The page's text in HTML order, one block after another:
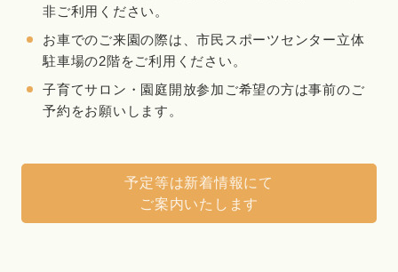
非ご利用ください。
お車でのご来園の際は、市民スポーツセンター立体
駐車場の2階をご利用ください。
子育てサロン・園庭開放参加ご希望の方は事前のご
予約をお願いします。
予定等は新着情報にて
ご案内いたします